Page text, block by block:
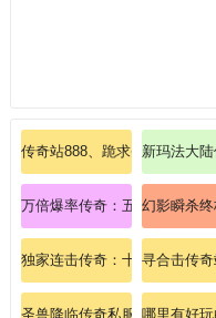
传奇站888、跪求圣战戒指(战)
新玛法大
万倍爆率传奇：五十倍狂暴盛
幻影瞬杀
独家连击传奇：十分欣喜买到
寻合击传
圣兽降临传奇私服：零延迟团
哪里有好